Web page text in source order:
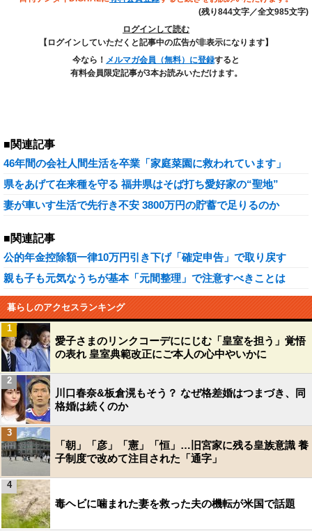
(残り844文字／全文985文字)
ログインして読む
【ログインしていただくと記事中の広告が非表示になります】
今なら！ メルマガ会員（無料）に登録すると
有料会員限定記事が3本お読みいただけます。
■関連記事
46年間の会社人間生活を卒業「家庭菜園に救われています」
県をあげて在来種を守る 福井県はそば打ち愛好家の“聖地”
妻が車いす生活で先行き不安 3800万円の貯蓄で足りるのか
■関連記事
公的年金控除額一律10万円引き下げ「確定申告」で取り戻す
親も子も元気なうちが基本「元間整理」で注意すべきことは
暮らしのアクセスランキング
愛子さまのリンクコーデににじむ「皇室を担う」覚悟
の表れ 皇室典範改正にご本人の心中やいかに
1
川口春奈&板倉滉もそう？ なぜ格差婚はつまづき、同
格婚は続くのか
2
「朝」「彦」「憲」「恒」…旧宮家に残る皇族意識 養
子制度で改めて注目された「通字」
3
毒ヘビに噛まれた妻を救った夫の機転が米国で話題
4